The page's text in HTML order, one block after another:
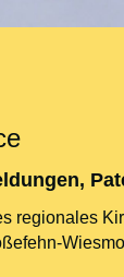
regionales